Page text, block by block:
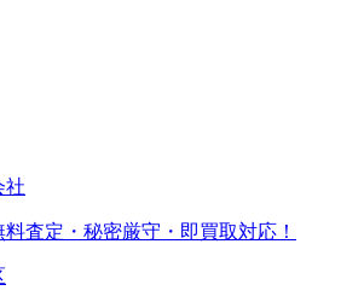
社
査定・秘密厳守・即買取対応！